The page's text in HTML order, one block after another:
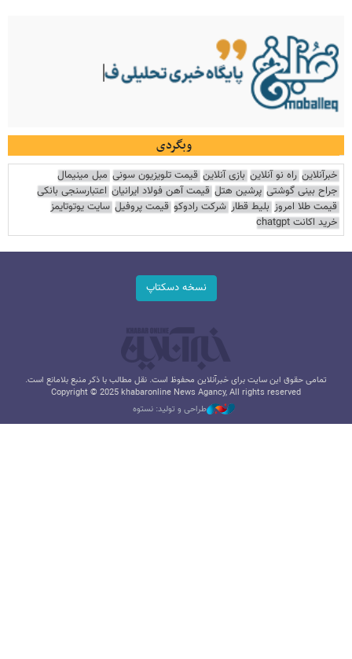
وبگردی
خبرآنلاین راه نو آنلاین بازی آنلاین قیمت تلویزیون سونی مبل مینیمال
جراح بینی گوشتی پرشین هتل قیمت آهن فولاد ایرانیان اعتبارسنجی بانکی
قیمت طلا امروز بلیط قطار شرکت رادوکو قیمت پروفیل سایت یوتوتایمز
خرید اکانت chatgpt
نسخه دسکتاپ
تمامی حقوق این سایت برای خبرآنلاین محفوظ است. نقل مطالب با ذکر منبع بلامانع است.
Copyright © 2025 khabaronline News Agancy, All rights reserved
طراحی و تولید: نستوه